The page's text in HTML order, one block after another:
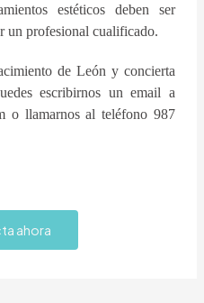
estéticos deben ser
un profesional cualificado.
de León y concierta
escribirnos un email a
o llamarnos al teléfono 987
ahora